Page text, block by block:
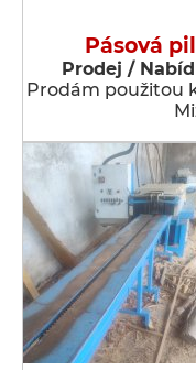
Pásová
Prodej /
Prodám použitou